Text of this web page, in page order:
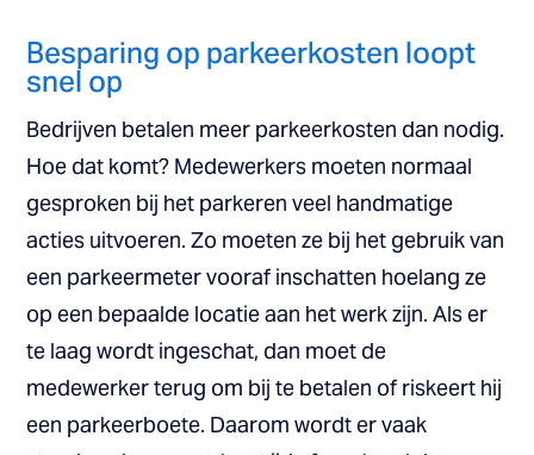
Besparing op parkeerkosten loopt
snel op
Bedrijven betalen meer parkeerkosten dan nodig.
Hoe dat komt? Medewerkers moeten normaal
gesproken bij het parkeren veel handmatige
acties uitvoeren. Zo moeten ze bij het gebruik van
een parkeermeter vooraf inschatten hoelang ze
op een bepaalde locatie aan het werk zijn. Als er
te laag wordt ingeschat, dan moet de
medewerker terug om bij te betalen of riskeert hij
een parkeerboete. Daarom wordt er vaak